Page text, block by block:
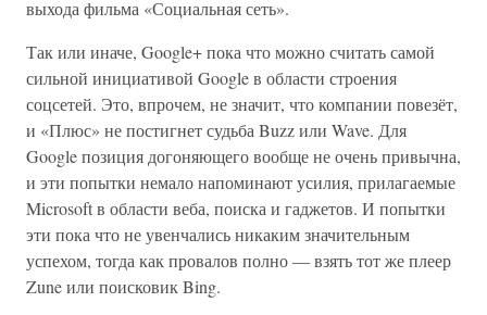
выхода фильма «Социальная сеть».
Так или иначе, Google+ пока что можно считать самой
сильной инициативой Google в области строения
соцсетей. Это, впрочем, не значит, что компании повезёт,
и «Плюс» не постигнет судьба Buzz или Wave. Для
Google позиция догоняющего вообще не очень привычна,
и эти попытки немало напоминают усилия, прилагаемые
Microsoft в области веба, поиска и гаджетов. И попытки
эти пока что не увенчались никаким значительным
успехом, тогда как провалов полно — взять тот же плеер
Zune или поисковик Bing.